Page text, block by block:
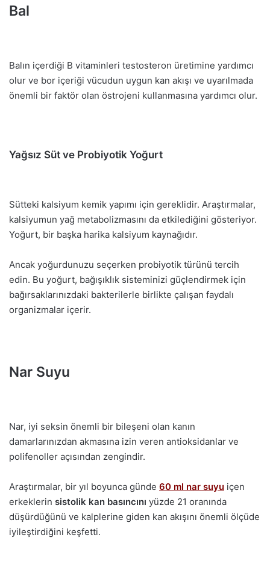
Bal
Balın içerdiği B vitaminleri testosteron üretimine yardımcı
olur ve bor içeriği vücudun uygun kan akışı ve uyarılmada
önemli bir faktör olan östrojeni kullanmasına yardımcı olur.
Yağsız Süt ve Probiyotik Yoğurt
Sütteki kalsiyum kemik yapımı için gereklidir. Araştırmalar,
kalsiyumun yağ metabolizmasını da etkilediğini gösteriyor.
Yoğurt, bir başka harika kalsiyum kaynağıdır.
Ancak yoğurdunuzu seçerken probiyotik türünü tercih
edin. Bu yoğurt, bağışıklık sisteminizi güçlendirmek için
bağırsaklarınızdaki bakterilerle birlikte çalışan faydalı
organizmalar içerir.
Nar Suyu
Nar, iyi seksin önemli bir bileşeni olan kanın
damarlarınızdan akmasına izin veren antioksidanlar ve
polifenoller açısından zengindir.
Araştırmalar, bir yıl boyunca günde 60 ml nar suyu içen
erkeklerin sistolik kan basıncını yüzde 21 oranında
düşürdüğünü ve kalplerine giden kan akışını önemli ölçüde
iyileştirdiğini keşfetti.